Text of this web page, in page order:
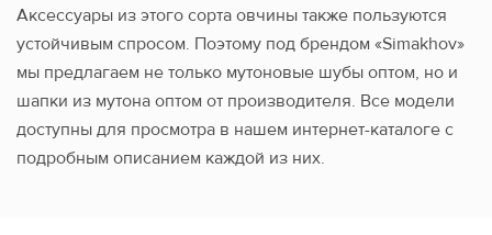
Аксессуары из этого сорта овчины также пользуются
устойчивым спросом. Поэтому под брендом «Simakhov»
мы предлагаем не только мутоновые шубы оптом, но и
шапки из мутона оптом от производителя. Все модели
доступны для просмотра в нашем интернет-каталоге с
подробным описанием каждой из них.